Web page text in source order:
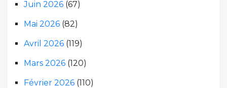
Juin 2026 (67)
Mai 2026 (82)
Avril 2026 (119)
Mars 2026 (120)
Février 2026 (110)